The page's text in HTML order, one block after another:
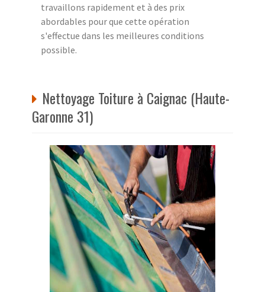
travaillons rapidement et à des prix
abordables pour que cette opération
s'effectue dans les meilleures conditions
possible.
Nettoyage Toiture à Caignac (Haute-
Garonne 31)